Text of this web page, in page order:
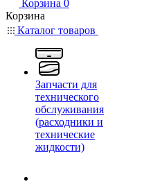
Корзина 0
Корзина
Каталог товаров
Запчасти для
технического
обслуживания
(расходники и
технические
жидкости)